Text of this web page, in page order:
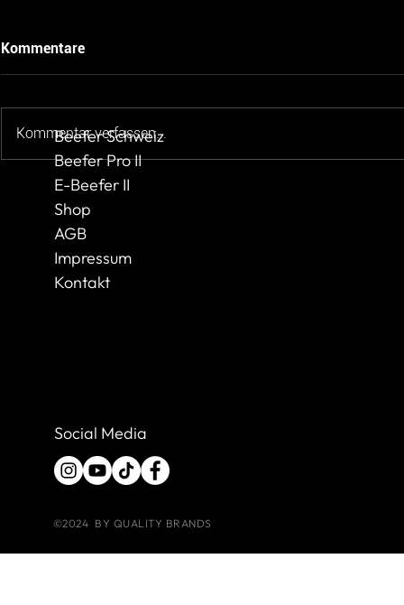
Beefer Pizza mit Spargel,
Bärlauch und Räucherlachs
Kommentare
Kommentar verfassen...
Beefer Schweiz
Beefer Pro II
E-Beefer II
Shop
AGB
Impressum
Kontakt
Social Media
©2024 BY QUALITY BRANDS